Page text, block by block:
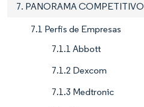
7. PANORAMA COMPETITIVO
7.1 Perfis de Empresas
7.1.1 Abbott
7.1.2 Dexcom
7.1.3 Medtronic